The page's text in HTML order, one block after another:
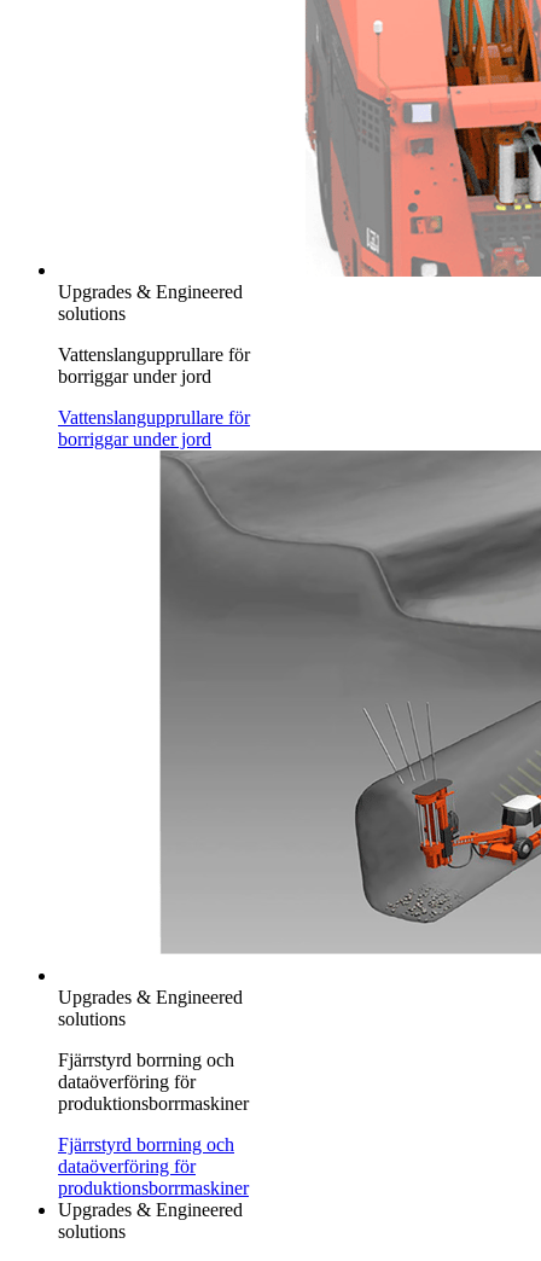
Upgrades & Engineered
solutions
Vattenslangupprullare för
borriggar under jord
Vattenslangupprullare för
borriggar under jord
Upgrades & Engineered
solutions
Fjärrstyrd borrning och
dataöverföring för
produktionsborrmaskiner
Fjärrstyrd borrning och
dataöverföring för
produktionsborrmaskiner
Upgrades & Engineered
solutions